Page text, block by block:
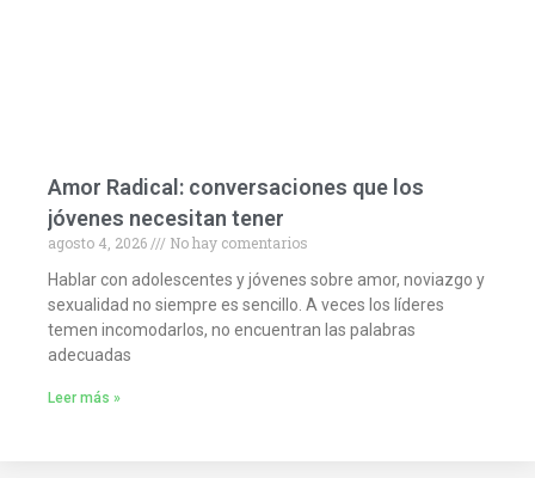
Amor Radical: conversaciones que los
jóvenes necesitan tener
agosto 4, 2026
No hay comentarios
Hablar con adolescentes y jóvenes sobre amor, noviazgo y
sexualidad no siempre es sencillo. A veces los líderes
temen incomodarlos, no encuentran las palabras
adecuadas
Leer más »